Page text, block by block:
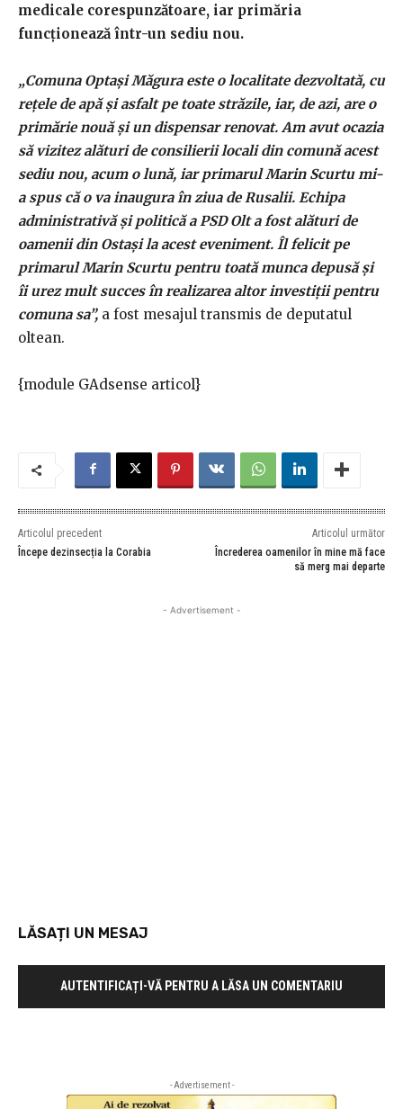
medicale corespunzătoare, iar primăria
funcționează într-un sediu nou.
„Comuna Optași Măgura este o localitate dezvoltată, cu
rețele de apă și asfalt pe toate străzile, iar, de azi, are o
primărie nouă și un dispensar renovat. Am avut ocazia
să vizitez alături de consilierii locali din comună acest
sediu nou, acum o lună, iar primarul Marin Scurtu mi-
a spus că o va inaugura în ziua de Rusalii. Echipa
administrativă și politică a PSD Olt a fost alături de
oamenii din Ostași la acest eveniment. Îl felicit pe
primarul Marin Scurtu pentru toată munca depusă și
îi urez mult succes în realizarea altor investiții pentru
comuna sa”, a fost mesajul transmis de deputatul
oltean.
{module GAdsense articol}
Articolul precedent
Începe dezinsecția la Corabia
Articolul următor
Încrederea oamenilor în mine mă face
să merg mai departe
- Advertisement -
LĂSAȚI UN MESAJ
AUTENTIFICAȚI-VĂ PENTRU A LĂSA UN COMENTARIU
- Advertisement -